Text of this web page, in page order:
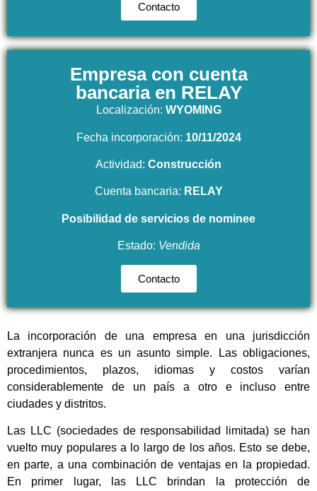
Contacto
Empresa con cuenta
bancaria en RELAY
Localización: WYOMING
Fecha incorporación: 10/11/2024
Actividad: Construcción
Cuenta bancaria: RELAY
Posibilidad de servicios de nominee
Estado: Vendida
Contacto
La incorporación de una empresa en una jurisdicción
extranjera nunca es un asunto simple. Las obligaciones,
procedimientos, plazos, idiomas y costos varían
considerablemente de un país a otro e incluso entre
ciudades y distritos.
Las LLC (sociedades de responsabilidad limitada) se han
vuelto muy populares a lo largo de los años. Esto se debe,
en parte, a una combinación de ventajas en la propiedad.
En primer lugar, las LLC brindan la protección de